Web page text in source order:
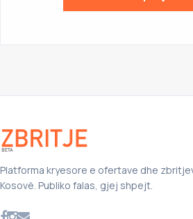
Platforma kryesore e ofertave dhe
Kosovë. Publiko falas, gjej shpejt.